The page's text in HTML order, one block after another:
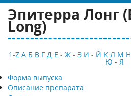
Эпитерра Лонг
Long)
1-Z А Б В Г Д Е - Ж - З И - Й К Л М Н
Ю - Я
Форма выпуска
Описание препарата